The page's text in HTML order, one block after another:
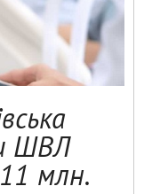
ШВЛ
млн.